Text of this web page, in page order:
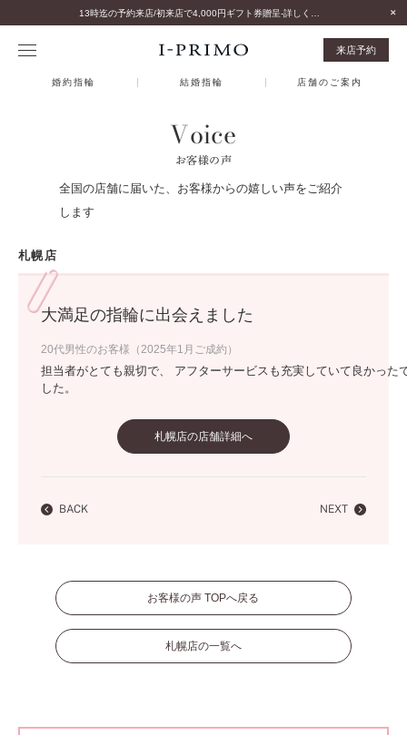
来店予約
婚約指輪 結婚指輪 店舗のご案内
Voice
お客様の声
全国の店舗に届いた、お客様からの嬉しい声をご紹介
します
札幌店
大満足の指輪に出会えました
20代男性のお客様（2025年1月ご成約）
担当者がとても親切で、 アフターサービスも充実していて良かっ
した。
札幌店の店舗詳細へ
BACK NEXT
お客様の声 TOPへ戻る
札幌店の一覧へ